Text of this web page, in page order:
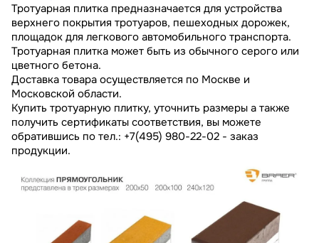
Тротуарная плитка предназначается для устройства
верхнего покрытия тротуаров, пешеходных дорожек,
площадок для легкового автомобильного транспорта.
Тротуарная плитка может быть из обычного серого или
цветного бетона.
Доставка товара осуществляется по Москве и
Московской области.
Купить тротуарную плитку, уточнить размеры а также
получить сертификаты соответствия, вы можете
обратившись по тел.: +7(495) 980-22-02 - заказ
продукции.